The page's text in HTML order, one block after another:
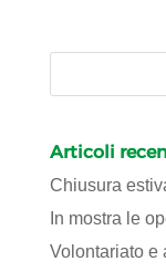
Articoli
Chiusura
In mostra le
Volontariato e